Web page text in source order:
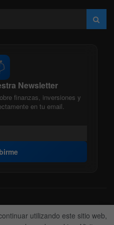
Newsletter
finanzas, inversiones y
en tu email.
Nuestro Equipo
utilizando este sitio web,